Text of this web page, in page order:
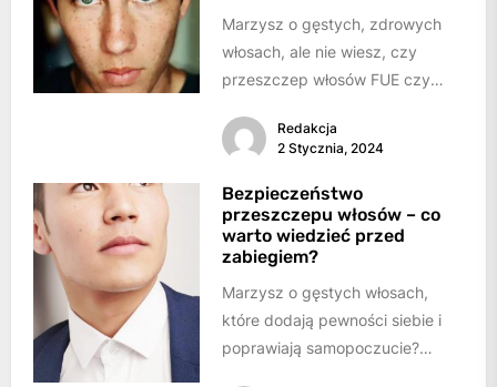
Marzysz o gęstych, zdrowych
włosach, ale nie wiesz, czy
przeszczep włosów FUE czy
są odpowiednie dla Ciebie?...
Redakcja
2 Stycznia, 2024
Bezpieczeństwo
przeszczepu włosów – co
warto wiedzieć przed
zabiegiem?
Marzysz o gęstych włosach,
które dodają pewności siebie i
poprawiają samopoczucie?